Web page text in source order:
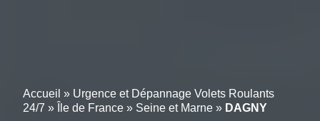
Accueil » Urgence et Dépannage Volets Roulants
24/7 » Île de France » Seine et Marne » DAGNY